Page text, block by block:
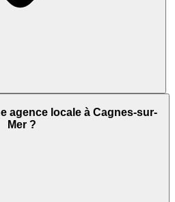
agence locale à Cagnes-sur-
Mer ?